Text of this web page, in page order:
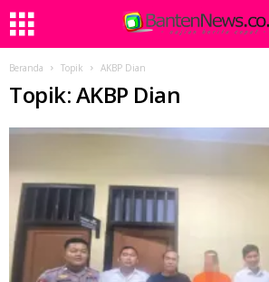
Beranda Topik AKBP Dian
Topik: AKBP Dian